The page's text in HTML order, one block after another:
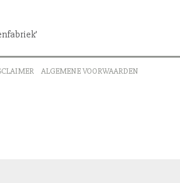
ALGEMENE VOORWAARDEN